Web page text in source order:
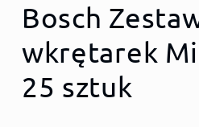
Bosch
wkrętarek
25 sztuk